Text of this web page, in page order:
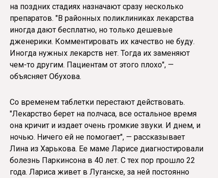
на поздних стадиях назначают сразу несколько
препаратов. "В районных поликлиниках лекарства
иногда дают бесплатно, но только дешевые
дженерики. Комментировать их качество не буду.
Иногда нужных лекарств нет. Тогда их заменяют
чем-то другим. Пациентам от этого плохо", —
объясняет Обухова.
Со временем таблетки перестают действовать.
"Лекарство берет на полчаса, все остальное время
она кричит и издает очень громкие звуки. И днем, и
ночью. Ничего ей не помогает", — рассказывает
Лина из Харькова. Ее маме Ларисе диагностировали
болезнь Паркинсона в 40 лет. С тех пор прошло 22
года. Лариса живет в Луганске, за ней постоянно